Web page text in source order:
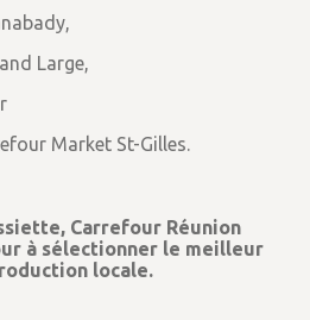
Large,
Market St-Gilles.
Carrefour Réunion
à sélectionner le meilleur
locale.